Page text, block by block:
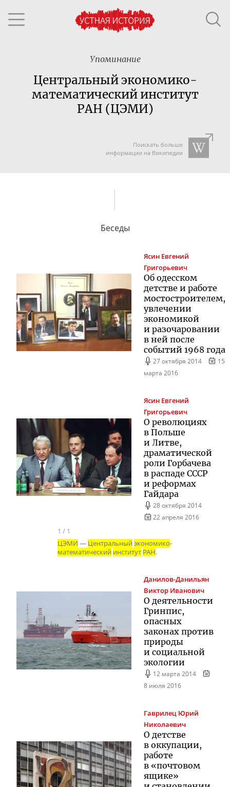
Упоминание
Центральный экономико-
математический институт
РАН (ЦЭМИ)
Поискать больше
информации на Википедии
Беседы
Ясин Евгений
Григорьевич
Об одесском
детстве и работе
мостостроителем,
увлечении
экономикой
и разочаровании
в ней после
событий 1968 года
27 октября 2014
15
марта 2016
Ясин Евгений
Григорьевич
О революциях
в Польше
и Литве,
драматической
роли Горбачева
в распаде СССР
и реформах
Гайдара
28 октября 2014
22 апреля 2016
1 / 1
ЦЭМИ — Центральный экономико-
математический институт РАН.
Данилов-Данильян
Виктор Иванович
О деятельности
Гринпис,
опасных
законах против
природы
и социальной
экологии
12 марта 2014
8 июля 2016
Гаврилец Юрий
Николаевич
О детстве
в оккупации,
работе
в «почтовом
ящике»